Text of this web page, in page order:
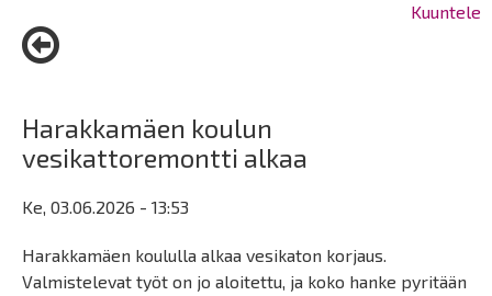
here:
Kuuntele
Harakkamäen koulun
vesikattoremontti alkaa
Ke, 03.06.2026 - 13:53
Harakkamäen koululla alkaa vesikaton korjaus.
Valmistelevat työt on jo aloitettu, ja koko hanke pyritään